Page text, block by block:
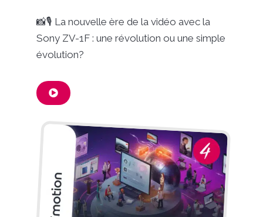
📸🎙️ La nouvelle ère de la vidéo avec la
Sony ZV-1F : une révolution ou une simple
évolution?